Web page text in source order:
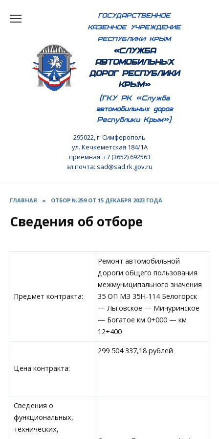
ГОСУДАРСТВЕННОЕ
КАЗЕННОЕ УЧРЕЖДЕНИЕ
РЕСПУБЛИКИ КРЫМ
«СЛУЖБА
АВТОМОБИЛЬНЫХ
ДОРОГ РЕСПУБЛИКИ
КРЫМ»
(ГКУ РК «Служба
автомобильных дорог
Республики Крым»)
295022, г. Симферополь
ул. Кечкеметская 184/1А
приемная: +7 (3652) 692563
эл.почта: sad@sad.rk.gov.ru
ГЛАВНАЯ » ОТБОР №259 ОТ 15 ДЕКАБРЯ 2023 ГОДА
Сведения об отборе
Предмет контракта:
Ремонт автомобильной
дороги общего пользования
межмуниципального значения
35 ОП МЗ 35Н-114 Белогорск
— Льговское — Мичуринское
— Богатое км 0+000 — км
12+400
Цена контракта:
299 504 337,18 рублей
Сведения о
функциональных,
технических,